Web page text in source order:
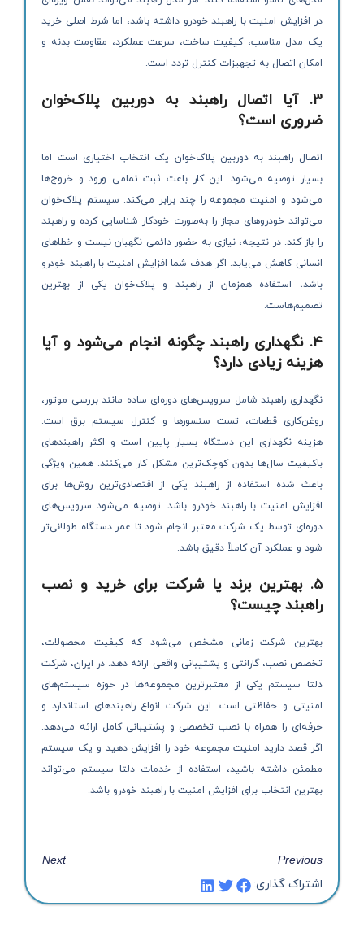
در افزایش امنیت با راهبند خودرو داشته باشد، اما شرط اصلی خرید
یک مدل مناسب، کیفیت ساخت، سرعت عملکرد، مقاومت بدنه و
امکان اتصال به تجهیزات کنترل تردد است.
۳. آیا اتصال راهبند به دوربین پلاک‌خوان
ضروری است؟
اتصال راهبند به دوربین پلاک‌خوان یک انتخاب اختیاری است اما
بسیار توصیه می‌شود. این کار باعث ثبت تمامی ورود و خروج‌ها
می‌شود و امنیت مجموعه را چند برابر می‌کند. سیستم پلاک‌خوان
می‌تواند خودروهای مجاز را به‌صورت خودکار شناسایی کرده و راهبند
را باز کند. در نتیجه، نیازی به حضور دائمی نگهبان نیست و خطاهای
انسانی کاهش می‌یابد. اگر هدف شما افزایش امنیت با راهبند خودرو
باشد، استفاده همزمان از راهبند و پلاک‌خوان یکی از بهترین
تصمیم‌هاست.
۴. نگهداری راهبند چگونه انجام می‌شود و آیا
هزینه زیادی دارد؟
نگهداری راهبند شامل سرویس‌های دوره‌ای ساده مانند بررسی موتور،
روغن‌کاری قطعات، تست سنسورها و کنترل سیستم برق است.
هزینه نگهداری این دستگاه بسیار پایین است و اکثر راهبندهای
باکیفیت سال‌ها بدون کوچک‌ترین مشکل کار می‌کنند. همین ویژگی
باعث شده استفاده از راهبند یکی از اقتصادی‌ترین روش‌ها برای
افزایش امنیت با راهبند خودرو باشد. توصیه می‌شود سرویس‌های
دوره‌ای توسط یک شرکت معتبر انجام شود تا عمر دستگاه طولانی‌تر
شود و عملکرد آن کاملاً دقیق باشد.
۵. بهترین برند یا شرکت برای خرید و نصب
راهبند چیست؟
بهترین شرکت زمانی مشخص می‌شود که کیفیت محصولات،
تخصص نصب، گارانتی و پشتیبانی واقعی ارائه دهد. در ایران، شرکت
دلتا سیستم یکی از معتبرترین مجموعه‌ها در حوزه سیستم‌های
امنیتی و حفاظتی است. این شرکت انواع راهبندهای استاندارد و
حرفه‌ای را همراه با نصب تخصصی و پشتیبانی کامل ارائه می‌دهد.
اگر قصد دارید امنیت مجموعه خود را افزایش دهید و یک سیستم
مطمئن داشته باشید، استفاده از خدمات دلتا سیستم می‌تواند
بهترین انتخاب برای افزایش امنیت با راهبند خودرو باشد.
Previous
Next
اشتراک گذاری: